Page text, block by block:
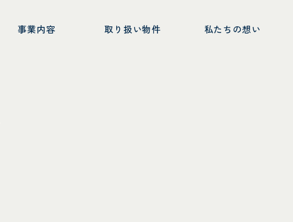
事業内容 取り扱い物件 私たちの想い